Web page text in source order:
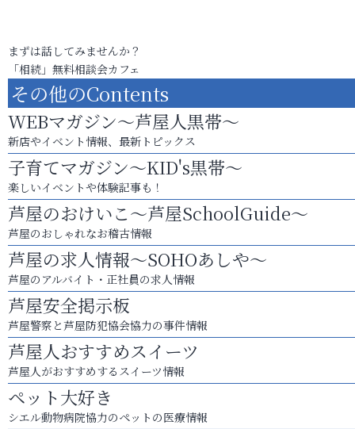
まずは話してみませんか？
「相続」無料相談会カフェ
その他のContents
WEBマガジン～芦屋人黒帯～
新店やイベント情報、最新トピックス
子育てマガジン～KID's黒帯～
楽しいイベントや体験記事も！
芦屋のおけいこ～芦屋SchoolGuide～
芦屋のおしゃれなお稽古情報
芦屋の求人情報～SOHOあしや～
芦屋のアルバイト・正社員の求人情報
芦屋安全掲示板
芦屋警察と芦屋防犯協会協力の事件情報
芦屋人おすすめスイーツ
芦屋人がおすすめするスイーツ情報
ペット大好き
シエル動物病院協力のペットの医療情報